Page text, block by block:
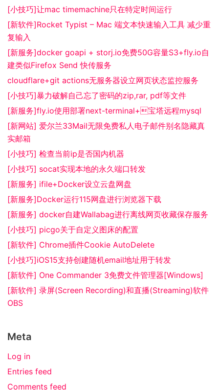
[小技巧]让mac timemachine只在特定时间运行
[新软件]Rocket Typist – Mac 端文本快速输入工具 减少重
复输入
[新服务]docker goapi + storj.io免费50G容量S3+fly.io自
建类似Firefox Send 快传服务
cloudflare+git actions无服务器设立网页状态监控服务
[小技巧]暴力破解自己忘了密码的zip,rar, pdf等文件
[新服务]fly.io使用部署next-terminal+宝塔远程mysql
[新网站] 爱尔兰33Mail无限免费私人电子邮件别名隐藏真
实邮箱
[小技巧] 检查当前ip是否国内机器
[小技巧] socat实现本地的永久端口转发
[新服务] ifile+Docker设立云盘网盘
[新服务]Docker运行115网盘进行浏览器下载
[新服务] docker自建Wallabag进行离线网页收藏保存服务
[小技巧] picgo关于自定义图床的配置
[新软件] Chrome插件Cookie AutoDelete
[小技巧]iOS15支持创建随机email地址用于转发
[新软件] One Commander 3免费文件管理器[Windows]
[新软件] 录屏(Screen Recording)和直播(Streaming)软件
OBS
Meta
Log in
Entries feed
Comments feed